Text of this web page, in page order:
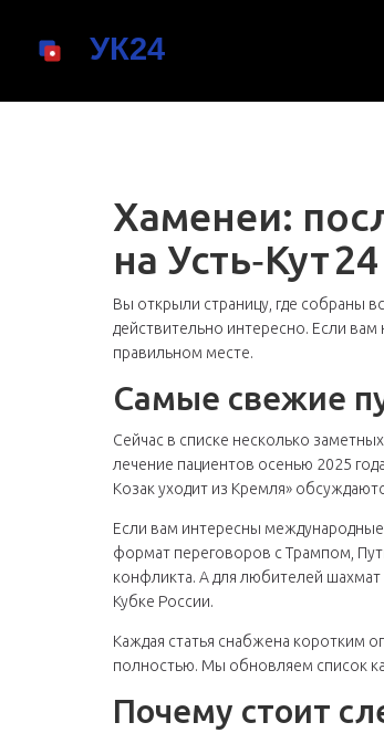
Хаменеи:
на Усть‑Кут 24
Вы открыли страницу, где собраны
действительно интересно. Если
правильном месте.
Самые свежие
Сейчас в списке несколько
лечение пациентов осенью 2025
Козак уходит из Кремля»
Если вам интересны
формат переговоров с Трампом,
конфликта. А для любителей шахмат
Кубке России.
Каждая статья снабжена коротким
полностью. Мы обновляем список
Почему стоит